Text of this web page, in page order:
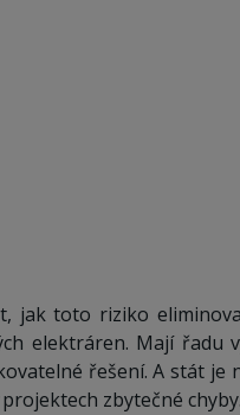
jak toto riziko
elektráren. Mají řadu
řešení. A stát
zbytečné chyby.